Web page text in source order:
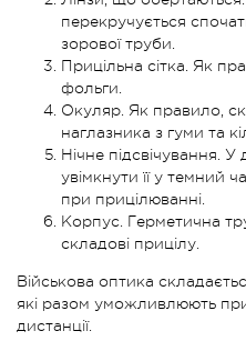
перекручується
зорової труби.
Прицільна сітка. Як
фольги.
Окуляр. Як правило,
наглазника з гуми та
Нічне підсвічування.
увімкнути її у темний
при прицілюванні.
Корпус. Герметична
складові прицілу.
Військова оптика
які разом уможливлюють
дистанції.